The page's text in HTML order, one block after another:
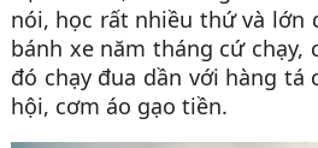
nói, học rất nhiều thứ và lớn
bánh xe năm tháng cứ
đó chạy đua dần với hàng tá
hội, cơm áo gạo tiền.